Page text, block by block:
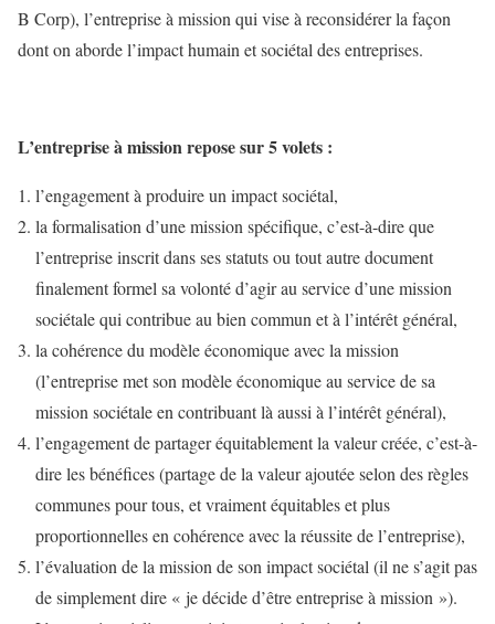
B Corp), l’entreprise à mission qui vise à reconsidérer la façon
dont on aborde l’impact humain et sociétal des entreprises.
L’entreprise à mission repose sur 5 volets :
l’engagement à produire un impact sociétal,
la formalisation d’une mission spécifique, c’est-à-dire que
l’entreprise inscrit dans ses statuts ou tout autre document
finalement formel sa volonté d’agir au service d’une mission
sociétale qui contribue au bien commun et à l’intérêt général,
la cohérence du modèle économique avec la mission
(l’entreprise met son modèle économique au service de sa
mission sociétale en contribuant là aussi à l’intérêt général),
l’engagement de partager équitablement la valeur créée, c’est-à-
dire les bénéfices (partage de la valeur ajoutée selon des règles
communes pour tous, et vraiment équitables et plus
proportionnelles en cohérence avec la réussite de l’entreprise),
l’évaluation de la mission de son impact sociétal (il ne s’agit pas
de simplement dire « je décide d’être entreprise à mission »).